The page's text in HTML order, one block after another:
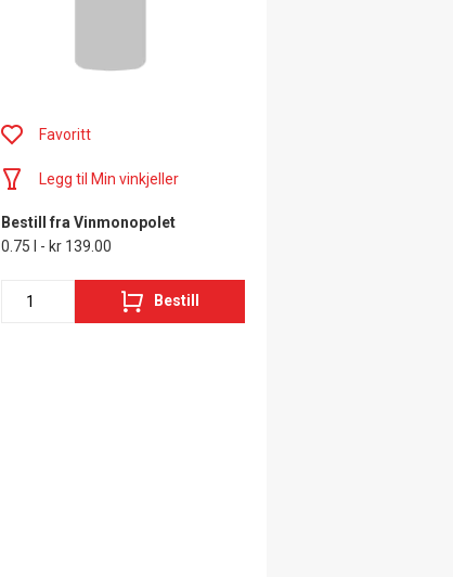
Favoritt
Legg til Min vinkjeller
Bestill fra Vinmonopolet
0.75 l - kr 139.00
Bestill